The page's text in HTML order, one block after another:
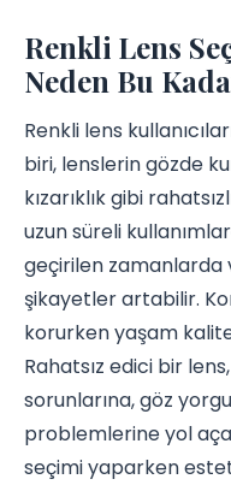
Renkli Lens
Neden Bu
Renkli lens
biri, lenslerin gözde
kızarıklık gibi
uzun süreli
geçirilen
şikayetler artabilir.
korurken yaşam
Rahatsız edici bir
sorunlarına, göz
problemlerine yol
seçimi yaparken